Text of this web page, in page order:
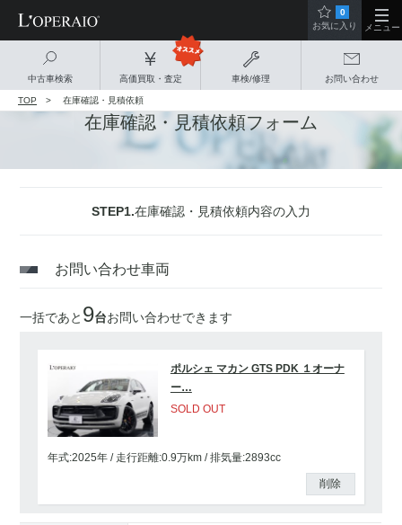
中古車検索 高価買取・査定 車検/修理 お問い合わせ
0
お気に入り
メニュー
TOP 在庫確認・見積依頼
在庫確認・見積依頼フォーム
STEP1.在庫確認・見積依頼内容の入力
お問い合わせ車両
一括であと 9台お問い合わせできます
ポルシェ マカン GTS PDK １オーナ
ー…
SOLD OUT
年式:2025年 走行距離:0.9万km 排気量:2893cc
削除